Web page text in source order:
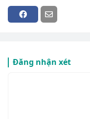
Đăng nhận xét